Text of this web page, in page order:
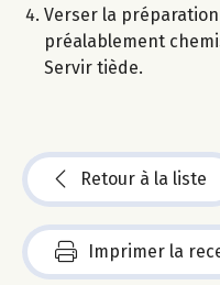
Verser la
préalablement
Servir tiède.
Retour à la liste
Imprimer la